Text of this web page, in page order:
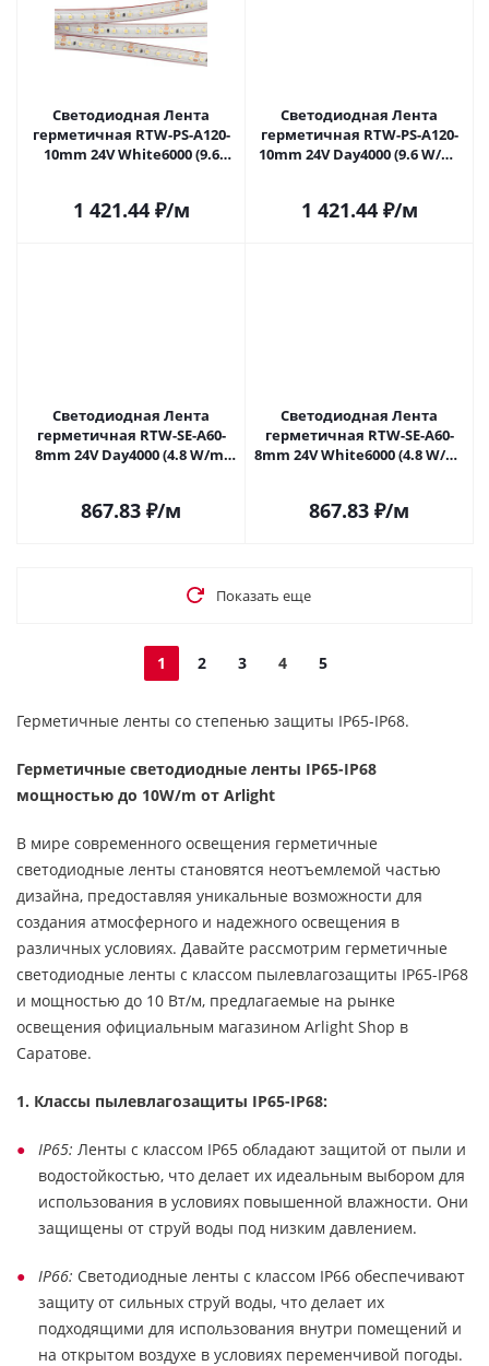
Светодиодная Лента
герметичная RTW-PS-A120-
10mm 24V White6000 (9.6
Саратове
1 421.44₽/м
Светодиодная Лента
герметичная RTW-PS-A120-
10mm 24V Day4000 (9.6 W/m,
Саратове
1 421.44₽/м
Светодиодная Лента
герметичная RTW-SE-A60-
8mm 24V Day4000 (4.8 W/m,
Саратове
867.83 ₽/м
Светодиодная Лента
герметичная RTW-SE-A60-
8mm 24V White6000 (4.8 W/m,
Саратове
867.83 ₽/м
Показать еще
1 2 3 4 5
Герметичные ленты со степенью защиты IP65-IP68.
Герметичные светодиодные ленты IP65-IP68
мощностью до 10W/m от Arlight
В мире современного освещения герметичные
светодиодные ленты становятся неотъемлемой частью
дизайна, предоставляя уникальные возможности для
создания атмосферного и надежного освещения в
различных условиях. Давайте рассмотрим герметичные
светодиодные ленты с классом пылевлагозащиты IP65-IP68
и мощностью до 10 Вт/м, предлагаемые на рынке
освещения официальным магазином Arlight Shop в
Саратове.
1. Классы пылевлагозащиты IP65-IP68:
IP65: Ленты с классом IP65 обладают защитой от пыли и
водостойкостью, что делает их идеальным выбором для
использования в условиях повышенной влажности. Они
защищены от струй воды под низким давлением.
IP66: Светодиодные ленты с классом IP66 обеспечивают
защиту от сильных струй воды, что делает их
подходящими для использования внутри помещений и
на открытом воздухе в условиях переменчивой погоды.